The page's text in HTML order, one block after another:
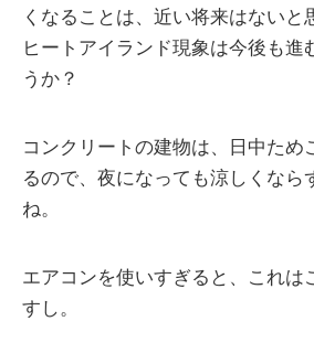
くなることは、近い将来はないと
ヒートアイランド現象は今後も進
うか？
コンクリートの建物は、日中ため
るので、夜になっても涼しくなら
ね。
エアコンを使いすぎると、これは
すし。